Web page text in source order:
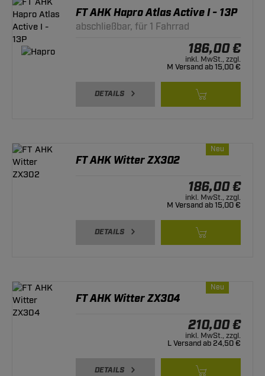
FT AHK Hapro Atlas Active I - 13P
abschließbar, für 1 Fahrrad
186,00 €
inkl. MwSt., zzgl.
M Versand ab 15,00 €
DETAILS
Neu
FT AHK Witter ZX302
186,00 €
inkl. MwSt., zzgl.
M Versand ab 15,00 €
DETAILS
Neu
FT AHK Witter ZX304
210,00 €
inkl. MwSt., zzgl.
L Versand ab 24,50 €
DETAILS